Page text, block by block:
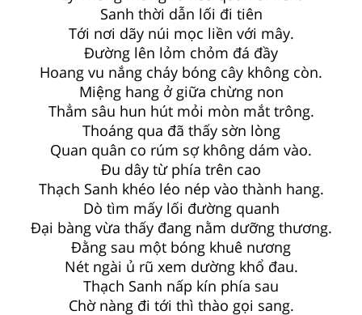
Sanh thời dẫn lối đi tiên
Tới nơi dãy núi mọc liền với mây.
Đường lên lỏm chỏm đá đầy
Hoang vu nắng cháy bóng cây không còn.
Miệng hang ở giữa chừng non
Thẳm sâu hun hút mỏi mòn mắt trông.
Thoáng qua đã thấy sờn lòng
Quan quân co rúm sợ không dám vào.
Đu dây từ phía trên cao
Thạch Sanh khéo léo nép vào thành hang.
Dò tìm mấy lối đường quanh
Đại bàng vừa thấy đang nằm dưỡng thương.
Đằng sau một bóng khuê nương
Nét ngài ủ rũ xem dường khổ đau.
Thạch Sanh nấp kín phía sau
Chờ nàng đi tới thì thào gọi sang.